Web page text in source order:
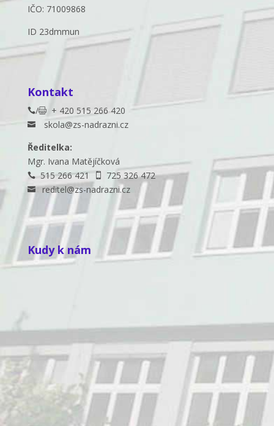
IČO: 71009868
ID 23dmmun
Kontakt
/+ 420 515 266 420
 skola@zs-nadrazni.cz
Ředitelka:
Mgr. Ivana Matějíčková
515 266 421 725 326 472
 reditel@zs-nadrazni.cz
Kudy k nám